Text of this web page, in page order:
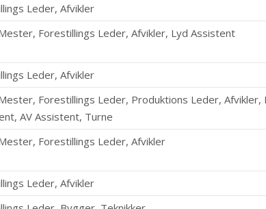
Leder, Afvikler
Forestillings Leder, Afvikler, Lyd Assistent
Leder, Afvikler
Forestillings Leder, Produktions Leder, Afvikler,
AV Assistent, Turne
Forestillings Leder, Afvikler
Leder, Afvikler